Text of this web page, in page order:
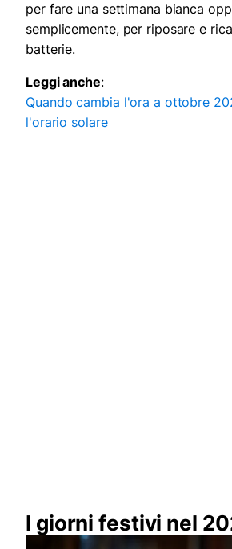
per fare una settimana bianca
semplicemente, per riposare e
batterie.
Leggi anche:
Quando cambia l'ora a ottobre
l'orario solare
I giorni festivi nel